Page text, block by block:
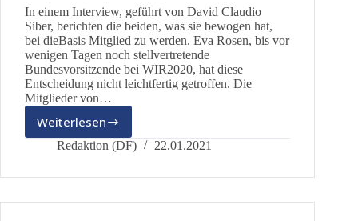
In einem Interview, geführt von David Claudio
Siber, berichten die beiden, was sie bewogen hat,
bei dieBasis Mitglied zu werden. Eva Rosen, bis vor
wenigen Tagen noch stellvertretende
Bundesvorsitzende bei WIR2020, hat diese
Entscheidung nicht leichtfertig getroffen. Die
Mitglieder von…
Weiterlesen
Eva
Rosen
Markus
Redaktion (DF) 22.01.2021